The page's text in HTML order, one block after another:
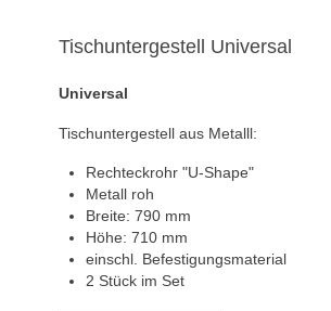
Tischuntergestell Universal
Universal
Tischuntergestell aus Metalll:
Rechteckrohr "U-Shape"
Metall roh
Breite: 790 mm
Höhe: 710 mm
einschl. Befestigungsmaterial
2 Stück im Set